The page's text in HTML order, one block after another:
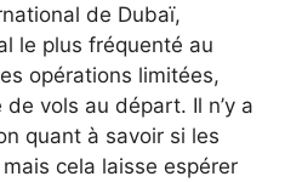
de Dubaï,
le plus fréquenté au
opérations limitées,
vols au départ. Il n’y a
quant à savoir si les
cela laisse espérer